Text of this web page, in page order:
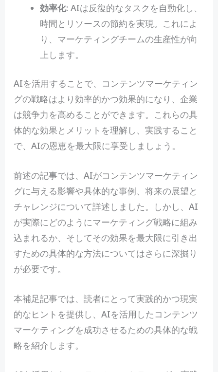
効率化: AIは反復的なタスクを自動化し、
時間とリソースの節約を実現。これによ
り、マーケティングチームの生産性が向
上します。
AIを活用することで、コンテンツマーケティン
グの戦略はより効率的かつ効果的になり、企業
は競争力を高めることができます。これらの具
体的な効果とメリットを理解し、実践すること
で、AIの恩恵を最大限に享受しましょう。
前述の記事では、AIがコンテンツマーケティン
グに与える影響や具体的な事例、将来の展望と
チャレンジについて詳述しました。しかし、AI
が実際にどのようにマーケティング戦略に組み
込まれるか、そしてその効果を最大限に引き出
すための具体的な方法についてはさらに深掘り
が必要です。
本補足記事では、読者にとって実践的かつ現実
的なヒントを提供し、AIを活用したコンテンツ
マーケティングを成功させるための具体的な戦
略を紹介します。